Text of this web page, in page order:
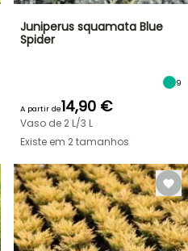
Juniperus squamata Blue
Spider
9
A partir de14,90 €
Vaso de 2 L/3 L
Existe em 2 tamanhos